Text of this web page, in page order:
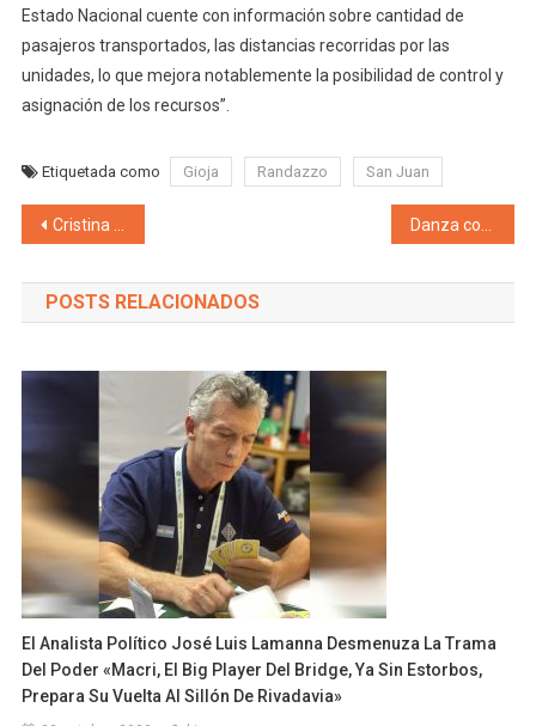
Estado Nacional cuente con información sobre cantidad de
pasajeros transportados, las distancias recorridas por las
unidades, lo que mejora notablemente la posibilidad de control y
asignación de los recursos”.
Etiquetada como Gioja Randazzo San Juan
Navegación de entradas
Cristina en la Cumbre de UNASUR
POSTS RELACIONADOS
El Analista Político José Luis Lamanna Desmenuza La Trama
Del Poder «Macri, El Big Player Del Bridge, Ya Sin Estorbos,
Prepara Su Vuelta Al Sillón De Rivadavia»